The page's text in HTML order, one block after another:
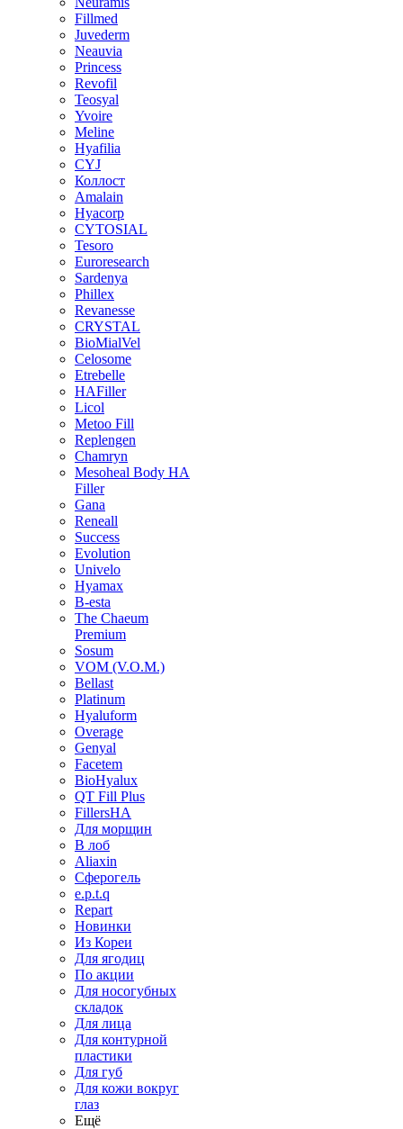
Fillmed
Juvederm
Neauvia
Princess
Revofil
Teosyal
Yvoire
Meline
Hyafilia
CYJ
Коллост
Amalain
Hyacorp
CYTOSIAL
Tesoro
Euroresearch
Sardenya
Phillex
Revanesse
CRYSTAL
BioMialVel
Celosome
Etrebelle
HAFiller
Licol
Metoo Fill
Replengen
Chamryn
Mesoheal Body HA
Filler
Gana
Reneall
Success
Evolution
Univelo
Hyamax
B-esta
The Chaeum
Premium
Sosum
VOM (V.O.M.)
Bellast
Platinum
Hyaluform
Overage
Genyal
Facetem
BioHyalux
QT Fill Plus
FillersHA
Для морщин
В лоб
Aliaxin
Сферогель
e.p.t.q
Repart
Новинки
Из Кореи
Для ягодиц
По акции
Для носогубных
складок
Для лица
Для контурной
пластики
Для губ
Для кожи вокруг
глаз
Ещё